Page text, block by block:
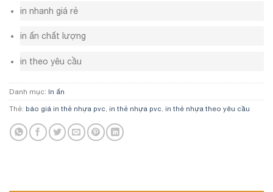
in nhanh giá rẻ
in ấn chất lượng
in theo yêu cầu
Danh mục: In ấn
Thẻ: báo giá in thẻ nhựa pvc in thẻ nhựa pvc in thẻ nhựa theo yêu cầu